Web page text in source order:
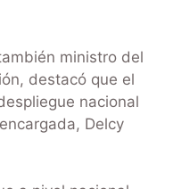
ministro del
destacó que el
nacional
Delcy